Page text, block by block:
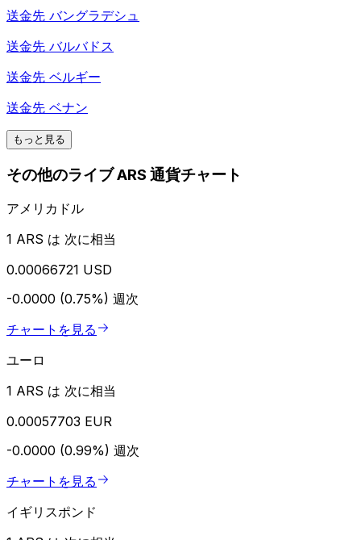
送金先 バングラデシュ
送金先 バルバドス
送金先 ベルギー
送金先 ベナン
もっと見る
その他のライブ ARS 通貨チャート
アメリカドル
1 ARS は 次に相当
0.00066721 USD
-0.0000 (0.75%) 週次
チャートを見る
ユーロ
1 ARS は 次に相当
0.00057703 EUR
-0.0000 (0.99%) 週次
チャートを見る
イギリスポンド